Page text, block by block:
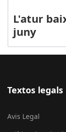
L'atur
juny
Textos legals
Avis Legal